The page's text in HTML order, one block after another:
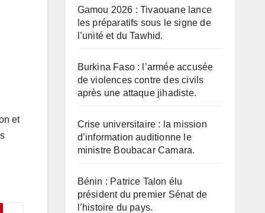
et
Gamou 2026 : Tivaouane lance
les préparatifs sous le signe de
l’unité et du Tawhid.
Burkina Faso : l’armée accusée
de violences contre des civils
après une attaque jihadiste.
Crise universitaire : la mission
d’information auditionne le
ministre Boubacar Camara.
Bénin : Patrice Talon élu
président du premier Sénat de
l’histoire du pays.